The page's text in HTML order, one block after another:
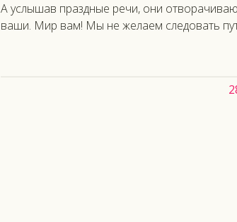
А услышав праздные речи, они
ваши. Мир вам! Мы не желаем следовать